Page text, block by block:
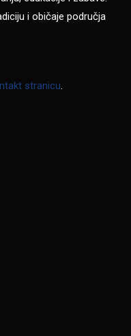
i običaje područja
stranicu.